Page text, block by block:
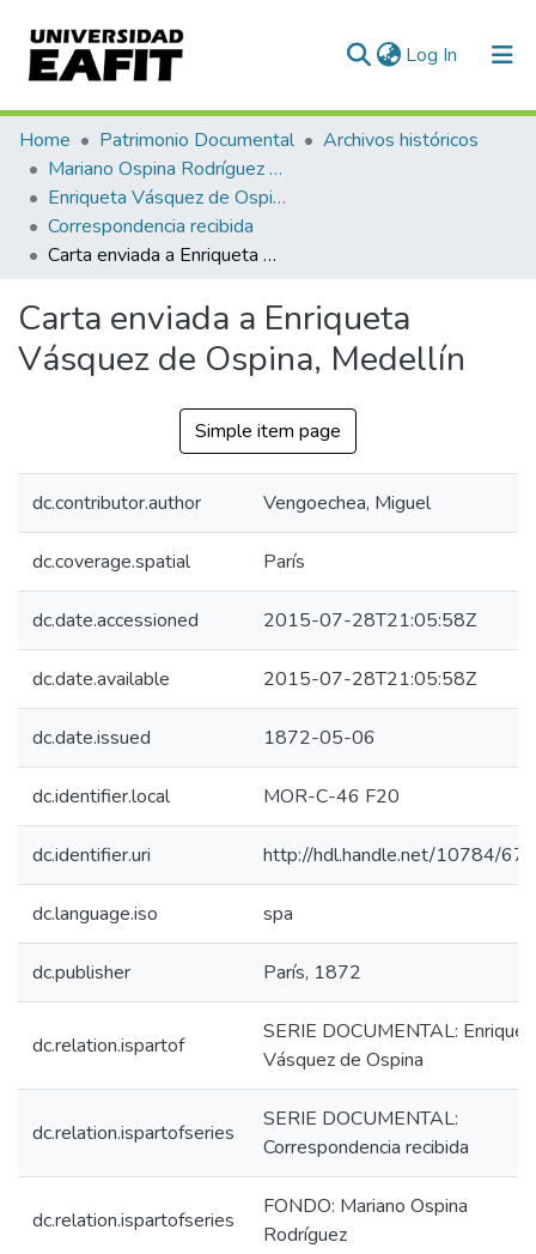
Log In (current)
Communities & Collections
All of DSpace
Statistics
Home Patrimonio Documental
Archivos históricos
Mariano Ospina Rodríguez (1826 -1912)
Enriqueta Vásquez de Ospina
Correspondencia recibida
Carta enviada a Enriqueta Vásquez de Ospina, Medellín
Carta enviada a Enriqueta
Vásquez de Ospina, Medellín
Simple item page
dc.contributor.author Vengoechea, Miguel
dc.coverage.spatial París
dc.date.accessioned 2015-07-28T21:05:58Z
dc.date.available 2015-07-28T21:05:58Z
dc.date.issued 1872-05-06
dc.identifier.local MOR-C-46 F20
dc.identifier.uri http://hdl.handle.net/10784/
dc.language.iso spa
dc.publisher París, 1872
dc.relation.ispartof
SERIE DOCUMENTAL:
Vásquez de Ospina
dc.relation.ispartofseries
SERIE DOCUMENTAL:
Correspondencia recibida
dc.relation.ispartofseries
FONDO: Mariano Ospina
Rodríguez